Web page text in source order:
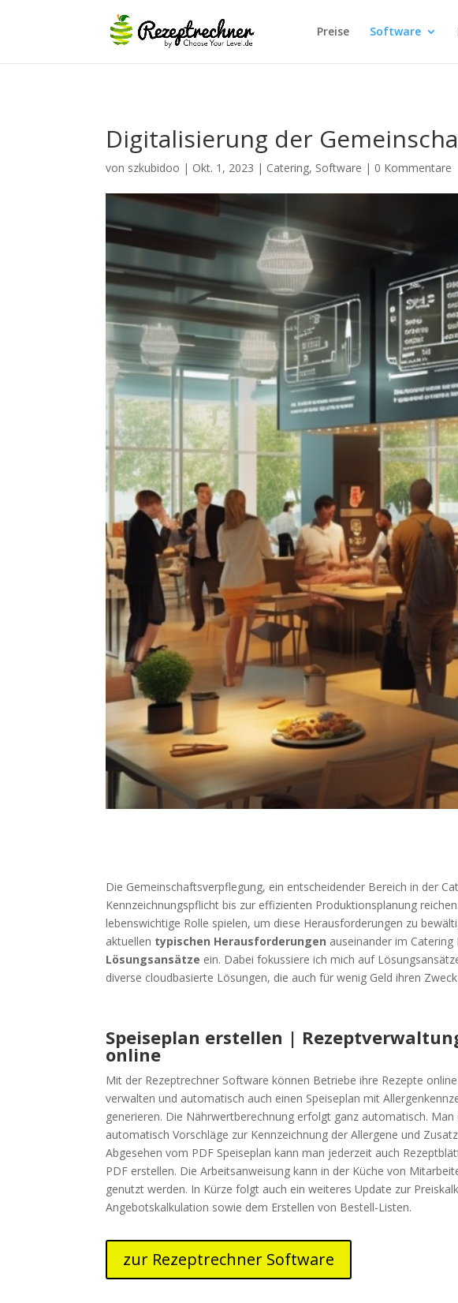
Preise Software
Digitalisierung der
von szkubidoo | Okt. 1, 2023 | Catering, Software | 0 Kommentare
Die Gemeinschaftsverpflegung, ein entscheidender Bereich in der
Kennzeichnungspflicht bis zur effizienten Produktionsplanung
lebenswichtige Rolle spielen, um diese Herausforderungen zu
aktuellen typischen Herausforderungen auseinander im
Lösungsansätze ein. Dabei fokussiere ich mich auf
diverse cloudbasierte Lösungen, die auch für wenig Geld ihren
Speiseplan erstellen |
online
Mit der Rezeptrechner Software können Betriebe ihre Rezepte online
verwalten und automatisch auch einen Speiseplan mit
generieren. Die Nährwertberechnung erfolgt ganz automatisch. Man
automatisch Vorschläge zur Kennzeichnung der Allergene und
Abgesehen vom PDF Speiseplan kann man jederzeit auch
PDF erstellen. Die Arbeitsanweisung kann in der Küche von
genutzt werden. In Kürze folgt auch ein weiteres Update zur
Angebotskalkulation sowie dem Erstellen von Bestell-Listen.
zur Rezeptrechner Software